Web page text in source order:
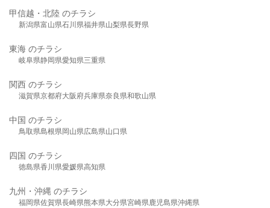
甲信越・北陸 のチラシ
新潟県富山県石川県福井県山梨県長野県
東海 のチラシ
岐阜県静岡県愛知県三重県
関西 のチラシ
滋賀県京都府大阪府兵庫県奈良県和歌山県
中国 のチラシ
鳥取県島根県岡山県広島県山口県
四国 のチラシ
徳島県香川県愛媛県高知県
九州・沖縄 のチラシ
福岡県佐賀県長崎県熊本県大分県宮崎県鹿児島県沖縄県